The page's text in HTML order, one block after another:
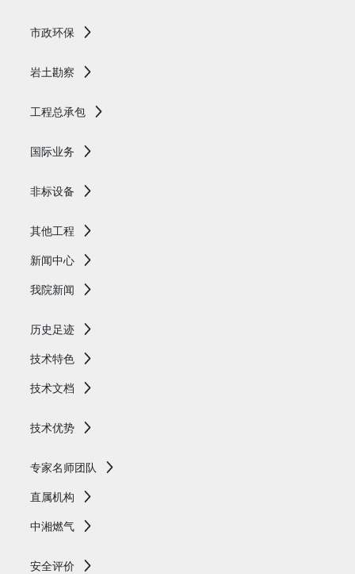
市政环保
岩土勘察
工程总承包
国际业务
非标设备
其他工程
新闻中心
我院新闻
历史足迹
技术特色
技术文档
技术优势
专家名师团队
直属机构
中湘燃气
安全评价